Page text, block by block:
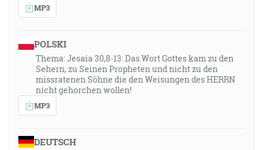
MP3
POLSKI
Thema: Jesaia 30,8-13: Das Wort Gottes kam zu den
Sehern, zu Seinen Propheten und nicht zu den
missratenen Söhne die den Weisungen des HERRN
nicht gehorchen wollen!
MP3
DEUTSCH